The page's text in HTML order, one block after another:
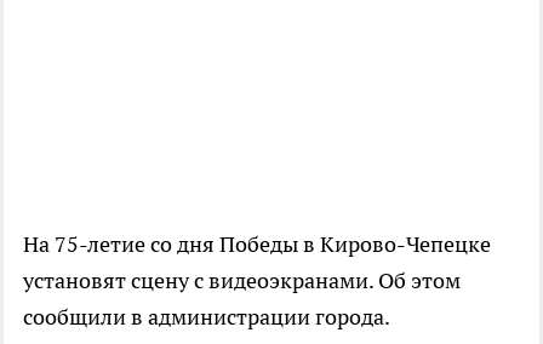
На 75-летие со дня Победы в Кирово-Чепецке
установят сцену с видеоэкранами. Об этом
сообщили в администрации города.